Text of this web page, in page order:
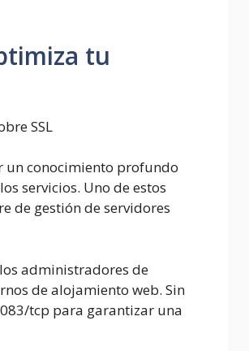
tu
SSL
un conocimiento profundo
servicios. Uno de estos
de gestión de servidores
administradores de
de alojamiento web. Sin
tcp para garantizar una